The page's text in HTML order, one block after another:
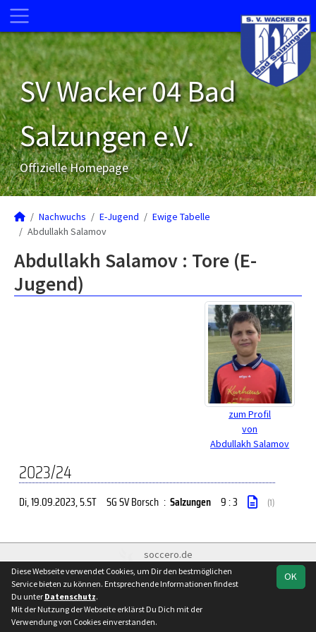
SV Wacker 04 Bad
Salzungen e.V.
Offizielle Homepage
Nachwuchs E-Jugend
Ewige Tabelle
Abdullakh Salamov
Abdullakh Salamov : Tore (E-
Jugend)
zum Profil
von
Abdullakh Salamov
2023/24
Di, 19.09.2023, 5.ST SG SV Borsch : Salzungen 9 : 3 (1)
soccero.de
© 2006 - 2026
Besucherstatistik Kontakt Impressum
Geburtstage
Datenschutz
OK
Diese Webseite verwendet Cookies, um Dir den bestmöglichen
Service bieten zu können. Entsprechende Informationen findest
Du unter Datenschutz.
Mit der Nutzung der Webseite erklärst Du Dich mit der
Verwendung von Cookies einverstanden.